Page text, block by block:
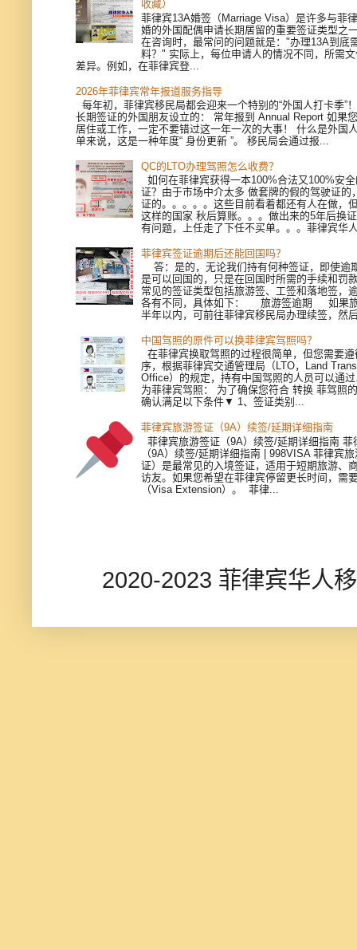
收藏）
菲律宾13A婚签（Marriage Visa）是许多与菲
婚的外国配偶申请长期居留的重要签证类型之
在咨询时，最常问的问题就是："办理13A到底
料？" 实际上，每位申请人的情况不同，所需
差异。例如，在菲律宾登...
2026年菲律宾常年报道服务指导
每年初，菲律宾移民局都会迎来一个特别的“外国人打卡季”
长期签证的外国朋友设立的： 常年报到 Annual Report 如果
居住或工作，一定不要错过这一年一次的大事！ 什么是外国
单来说，这是一种年度“ 身份更新 ”。 移民局会通过报...
QC的LTO办理驾照怎么收费？
如何在菲律宾获得一本100%合法又100%安
证？由于市场中介太多 做套牌的假的驾驶证的
证的。。。。。这些目前看着都还有人在做，
这样的国家 秋后算账。。。做出来的5年后换
有问题，上任走了下任不买单。。。菲律宾华
菲律宾签证逾期后还能回国吗？
答：是的，无论我们持有何种签证，即使逾
是可以回国的，只是在回国时所需的手续和罚
常见的签证类型包括旅游签、工签和落地签，
各有不同，具体如下： 旅游签逾期 如果旅
半年以内，可前往菲律宾移民局办理续签，然
中国驾照的原件可以换菲律宾驾照吗？
在菲律宾换取驾照的过程很简单，但您需要
序，根据菲律宾交通管理局（LTO，Land
Office）的规定，持有中国驾照的人员可以通
为菲律宾驾照： 为了确保您符合 转换 菲驾照
确认满足以下条件▼ 1、签证类别...
菲律宾旅游签证（9A）续签/延期详细指南
菲律宾旅游签证（9A）续签/延期详细指南 菲
（9A）续签/延期详细指南 | 998VISA 菲律宾
证）是最常见的入境签证，适用于短期旅游、
访友。如果您希望在菲律宾停留更长时间，需
（Visa Extension）。 菲律...
2020-2023 菲律宾华人